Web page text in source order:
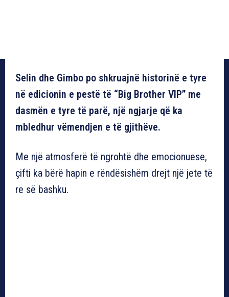
Selin dhe Gimbo po shkruajnë historinë e tyre
në edicionin e pestë të “Big Brother VIP” me
dasmën e tyre të parë, një ngjarje që ka
mbledhur vëmendjen e të gjithëve.
Me një atmosferë të ngrohtë dhe emocionuese,
çifti ka bërë hapin e rëndësishëm drejt një jete të
re së bashku.